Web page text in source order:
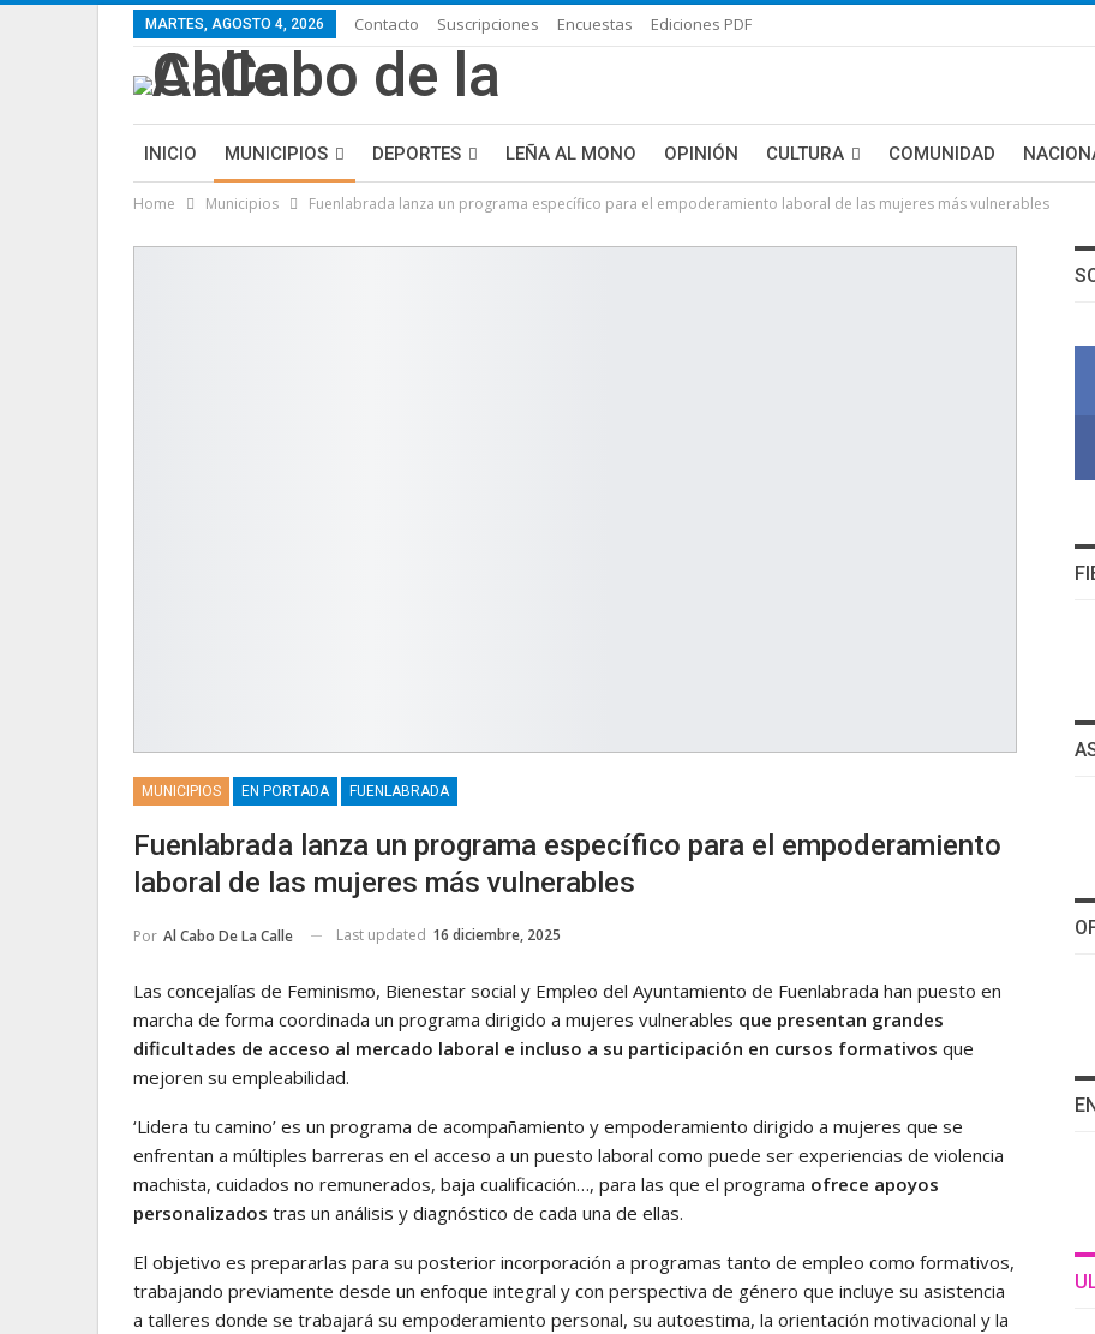
MARTES, AGOSTO 4, 2026 Contacto Suscripciones Encuestas Ediciones PDF
INICIO MUNICIPIOS DEPORTES LEÑA AL MONO OPINIÓN CULTURA COMUNIDAD
LIFESTYLE PURA FICCIÓN: LAS HISTORIAS DE BLANCA MAS NOTICIAS
Home Municipios Fuenlabrada lanza un programa específico para el empoderamiento laboral de las mujeres más vulnerables
MUNICIPIOS EN PORTADA FUENLABRADA
Fuenlabrada lanza un programa específico para el empoderamiento
laboral de las mujeres más vulnerables
Por Al Cabo De La Calle Last updated 16 diciembre, 2025
Las concejalías de Feminismo, Bienestar social y Empleo del Ayuntamiento de Fuenlabrada han puesto en
marcha de forma coordinada un programa dirigido a mujeres vulnerables que presentan grandes
dificultades de acceso al mercado laboral e incluso a su participación en cursos formativos que
mejoren su empleabilidad.
‘Lidera tu camino’ es un programa de acompañamiento y empoderamiento dirigido a mujeres que se
enfrentan a múltiples barreras en el acceso a un puesto laboral como puede ser experiencias de violencia
machista, cuidados no remunerados, baja cualificación…, para las que el programa ofrece apoyos
personalizados tras un análisis y diagnóstico de cada una de ellas.
El objetivo es prepararlas para su posterior incorporación a programas tanto de empleo como formativos,
trabajando previamente desde un enfoque integral y con perspectiva de género que incluye su asistencia
a talleres donde se trabajará su empoderamiento personal, su autoestima, la orientación motivacional y la